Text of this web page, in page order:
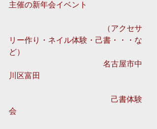
主催の新年会イベント
（アクセサ
リー作り・ネイル体験・己書・・・な
ど）
名古屋市中
川区富田
己書体験
会